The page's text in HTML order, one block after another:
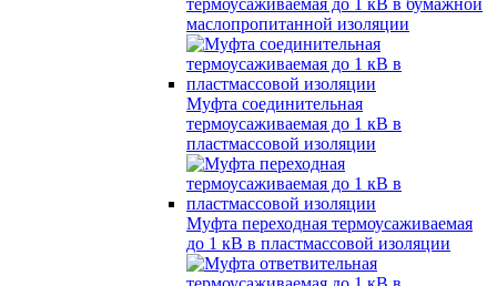
термоусаживаемая до 1 кВ в бумажной
маслопропитанной изоляции
Муфта соединительная
термоусаживаемая до 1 кВ в
пластмассовой изоляции
Муфта переходная термоусаживаемая
до 1 кВ в пластмассовой изоляции